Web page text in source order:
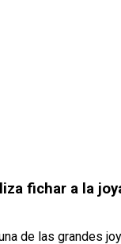
fichar a la
de las grandes